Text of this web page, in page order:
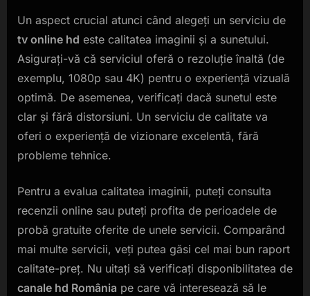
Un aspect crucial atunci când alegeți un serviciu de
tv online hd este calitatea imaginii și a sunetului.
Asigurați-vă că serviciul oferă o rezoluție înaltă (de
exemplu, 1080p sau 4K) pentru o experiență vizuală
optimă. De asemenea, verificați dacă sunetul este
clar și fără distorsiuni. Un serviciu de calitate va
oferi o experiență de vizionare excelentă, fără
probleme tehnice.
Pentru a evalua calitatea imaginii, puteți consulta
recenzii online sau puteți profita de perioadele de
probă gratuite oferite de unele servicii. Comparând
mai multe servicii, veți putea găsi cel mai bun raport
calitate-preț. Nu uitați să verificați disponibilitatea de
canale hd România pe care vă interesează să le